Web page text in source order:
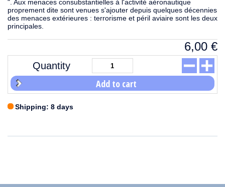
". Aux menaces consubstantielles à l'activité aéronautique
proprement dite sont venues s'ajouter depuis quelques décennies
des menaces extérieures : terrorisme et péril aviaire sont les deux
principales.
6,00 €
Quantity
Add to cart
Shipping: 8 days